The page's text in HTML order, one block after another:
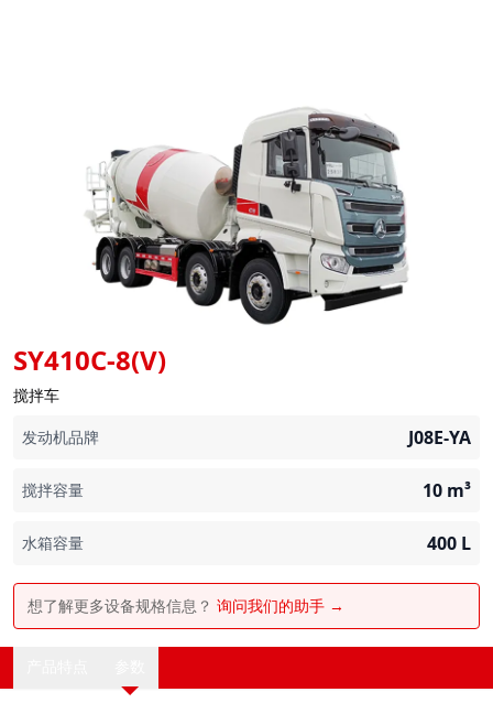
SY410C-8(V)
搅拌车
发动机品牌
J08E-YA
搅拌容量 10 m³
水箱容量 400 L
想了解更多设备规格信息？ 询问我们的助手 →